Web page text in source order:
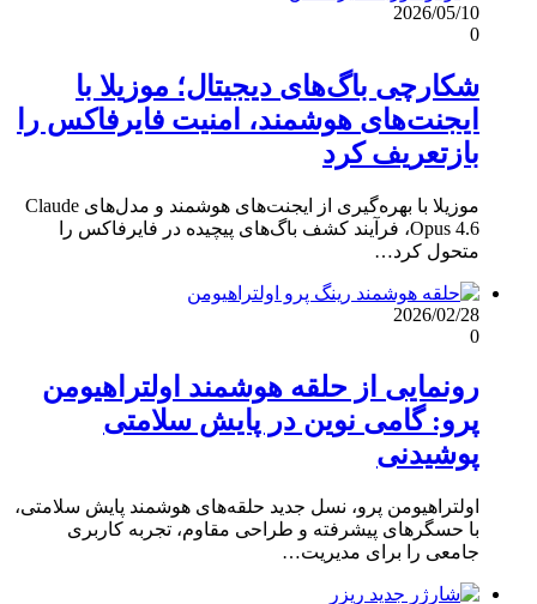
2026/05/10
0
شکارچی باگ‌های دیجیتال؛ موزیلا با
ایجنت‌های هوشمند، امنیت فایرفاکس را
بازتعریف کرد
موزیلا با بهره‌گیری از ایجنت‌های هوشمند و مدل‌های Claude
Opus 4.6، فرآیند کشف باگ‌های پیچیده در فایرفاکس را
متحول کرد…
2026/02/28
0
رونمایی از حلقه هوشمند اولتراهیومن
پرو: گامی نوین در پایش سلامتی
پوشیدنی
اولتراهیومن پرو، نسل جدید حلقه‌های هوشمند پایش سلامتی،
با حسگرهای پیشرفته و طراحی مقاوم، تجربه کاربری
جامعی را برای مدیریت…